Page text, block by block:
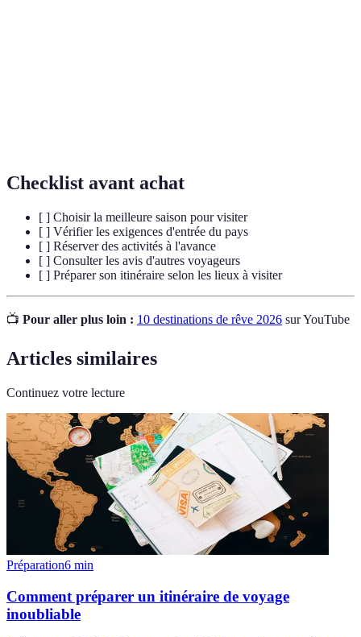
Checklist avant achat
[ ] Choisir la meilleure saison pour visiter
[ ] Vérifier les exigences d'entrée du pays
[ ] Réserver des activités à l'avance
[ ] Consulter les avis d'autres voyageurs
[ ] Préparer son itinéraire selon les lieux à visiter
📺 Pour aller plus loin : 10 destinations de rêve 2026 sur YouTube
Articles similaires
Continuez votre lecture
Préparation6 min
Comment préparer un itinéraire de voyage
inoubliable